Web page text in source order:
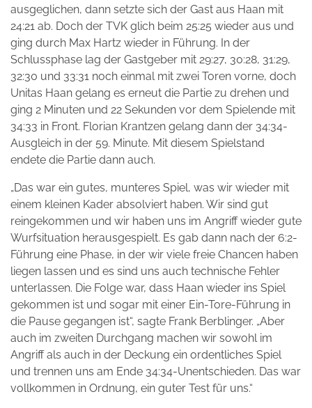
ausgeglichen, dann setzte sich der Gast aus Haan mit
24:21 ab. Doch der TVK glich beim 25:25 wieder aus und
ging durch Max Hartz wieder in Führung. In der
Schlussphase lag der Gastgeber mit 29:27, 30:28, 31:29,
32:30 und 33:31 noch einmal mit zwei Toren vorne, doch
Unitas Haan gelang es erneut die Partie zu drehen und
ging 2 Minuten und 22 Sekunden vor dem Spielende mit
34:33 in Front. Florian Krantzen gelang dann der 34:34-
Ausgleich in der 59. Minute. Mit diesem Spielstand
endete die Partie dann auch.
„Das war ein gutes, munteres Spiel, was wir wieder mit
einem kleinen Kader absolviert haben. Wir sind gut
reingekommen und wir haben uns im Angriff wieder gute
Wurfsituation herausgespielt. Es gab dann nach der 6:2-
Führung eine Phase, in der wir viele freie Chancen haben
liegen lassen und es sind uns auch technische Fehler
unterlassen. Die Folge war, dass Haan wieder ins Spiel
gekommen ist und sogar mit einer Ein-Tore-Führung in
die Pause gegangen ist“, sagte Frank Berblinger. „Aber
auch im zweiten Durchgang machen wir sowohl im
Angriff als auch in der Deckung ein ordentliches Spiel
und trennen uns am Ende 34:34-Unentschieden. Das war
vollkommen in Ordnung, ein guter Test für uns.“